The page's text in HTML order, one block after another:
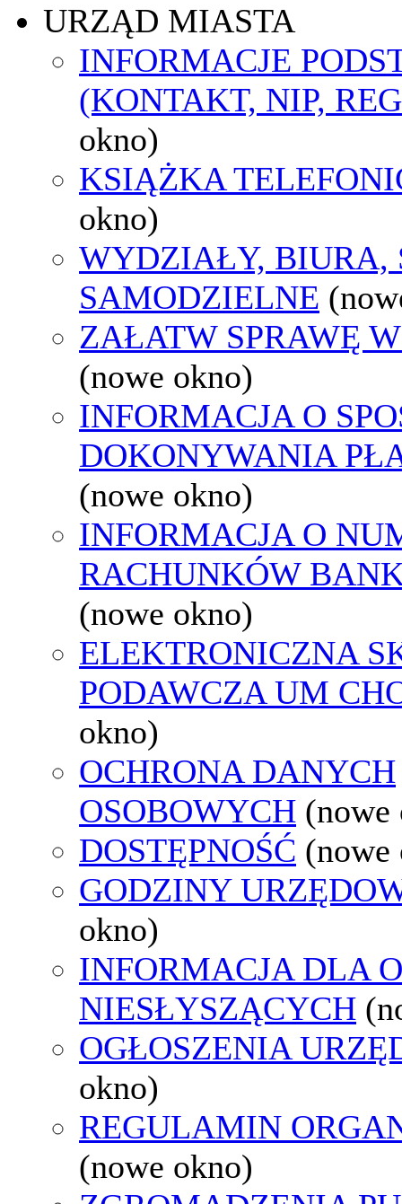
URZĄD MIASTA
INFORMACJE
(KONTAKT, NIP,
okno)
KSIĄŻKA
okno)
WYDZIAŁY, BIURA,
SAMODZIELNE
ZAŁATW SPRAWĘ
(nowe okno)
INFORMACJA O
DOKONYWANIA
(nowe okno)
INFORMACJA O
RACHUNKÓW
(nowe okno)
ELEKTRONICZNA
PODAWCZA UM
okno)
OCHRONA DANYCH
OSOBOWYCH (nowe
DOSTĘPNOŚĆ (nowe
GODZINY
okno)
INFORMACJA DLA
NIESŁYSZĄCYCH
OGŁOSZENIA
okno)
REGULAMIN
(nowe okno)